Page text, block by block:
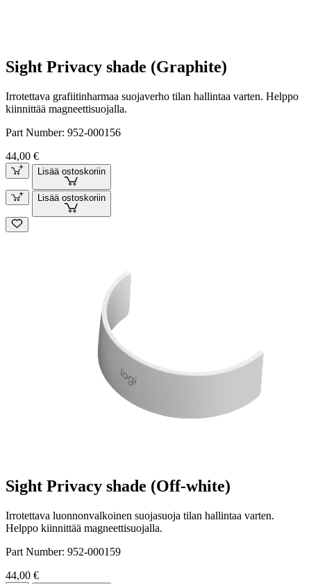
Sight Privacy shade (Graphite)
Irrotettava grafiitinharmaa suojaverho tilan hallintaa varten. Helppo
kiinnittää magneettisuojalla.
Part Number: 952-000156
44,00 €
Lisää ostoskoriin
Lisää ostoskoriin
Sight Privacy shade (Off-white)
Irrotettava luonnonvalkoinen suojasuoja tilan hallintaa varten.
Helppo kiinnittää magneettisuojalla.
Part Number: 952-000159
44,00 €